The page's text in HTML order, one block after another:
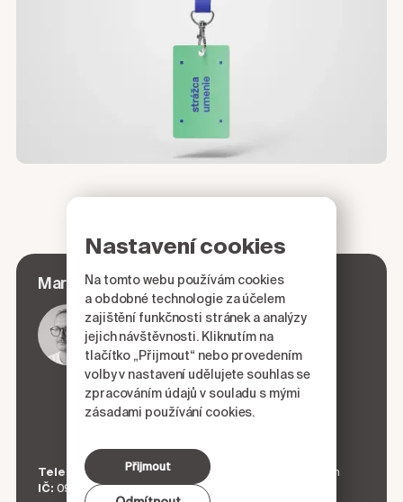
Nastavení cookies
Na tomto webu používám cookies
a obdobné technologie za účelem
zajištění funkčnosti stránek a analýzy
jejich návštěvnosti. Kliknutím na
tlačítko „Přijmout“ nebo provedením
volby v nastavení udělujete souhlas se
zpracováním údajů v souladu s mými
zásadami používání cookies.
Přijmout
MartinKyjovský
Telefon: +420 606 231 954 Mail:
martin@kyjovsky.com
IČ: 09027661 Adresa:Zelenářská 26/15, Znojmo